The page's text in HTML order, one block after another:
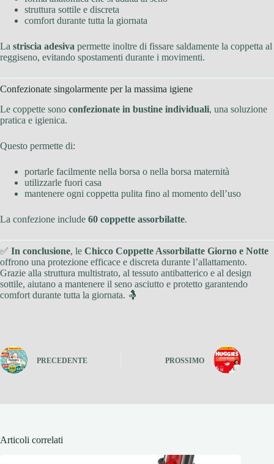
struttura sottile e discreta
comfort durante tutta la giornata
La striscia adesiva permette inoltre di fissare saldamente la coppetta al
reggiseno, evitando spostamenti durante i movimenti.
Confezionate singolarmente per la massima igiene
Le coppette sono confezionate in bustine individuali, una soluzione
pratica e igienica.
Questo permette di:
portarle facilmente nella borsa o nella borsa maternità
utilizzarle fuori casa
mantenere ogni coppetta pulita fino al momento dell’uso
La confezione include 60 coppette assorbilatte.
✅ In conclusione, le Chicco Coppette Assorbilatte Giorno e Notte
offrono una protezione efficace e discreta durante l’allattamento.
Grazie alla struttura multistrato, al tessuto antibatterico e al design
sottile, aiutano a mantenere il seno asciutto e protetto garantendo
comfort durante tutta la giornata. 🤱
PRECEDENTE PROSSIMO
Articoli correlati